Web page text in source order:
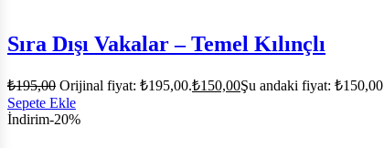
Sıra Dışı Vakalar – Temel Kılınçlı
₺195,00 Orijinal fiyat: ₺195,00.₺150,00Şu andaki fiyat:
Sepete Ekle
İndirim-20%